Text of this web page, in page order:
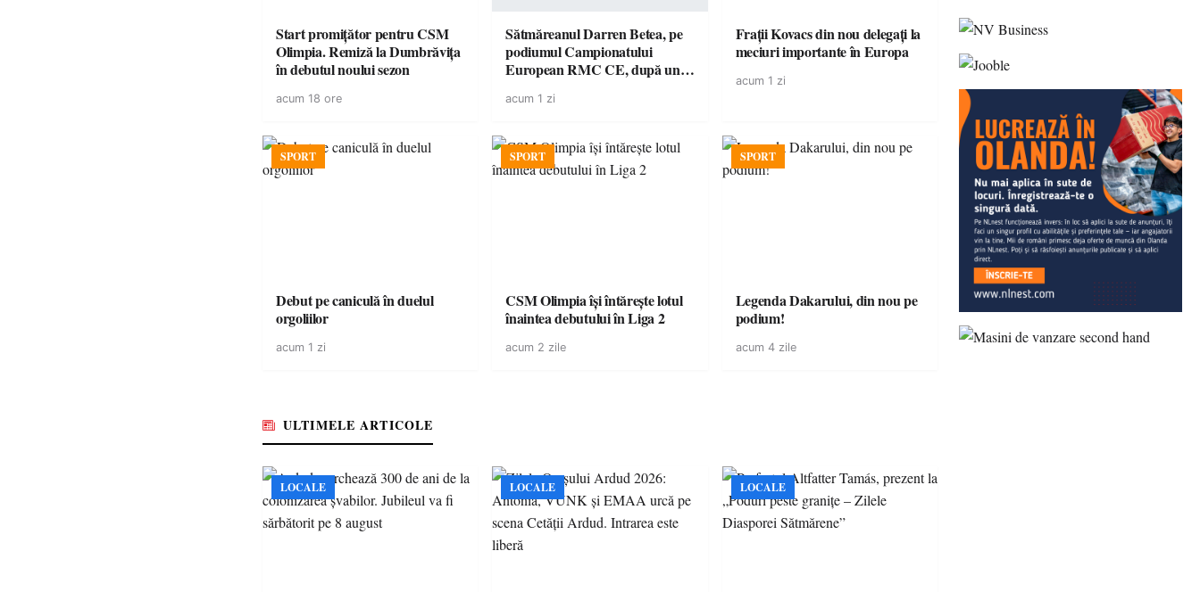
Start promițător pentru CSM
Olimpia. Remiză la Dumbrăvița
în debutul noului sezon
acum 18 ore
Sătmăreanul Darren Betea, pe
podiumul Campionatului
European RMC CE, după un
Räikkönen
acum 1 zi
Frații Kovacs din nou delegați la
meciuri importante în Europa
acum 1 zi
SPORT
Debut pe caniculă în duelul
orgoliilor
acum 1 zi
SPORT
CSM Olimpia își întărește lotul
înaintea debutului în Liga 2
acum 2 zile
SPORT
Legenda Dakarului, din nou pe
podium!
acum 4 zile
ULTIMELE ARTICOLE
LOCALE LOCALE LOCALE